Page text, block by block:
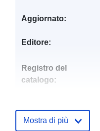
Aggiornato:
Editore:
Registro del
catalogo:
Mostra di più